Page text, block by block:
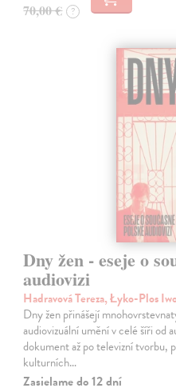
70,00 € ?
Dny žen - eseje o
audiovizi
Hadravová Tereza, Łyko-Plos
Dny žen přinášejí
audiovizuální umění v celé šíři od
dokument až po televizní tvorbu,
kulturních…
Zasielame do 12 dní